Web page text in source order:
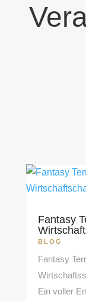
Fantasy
BLOG
Fantasy
Ein voller